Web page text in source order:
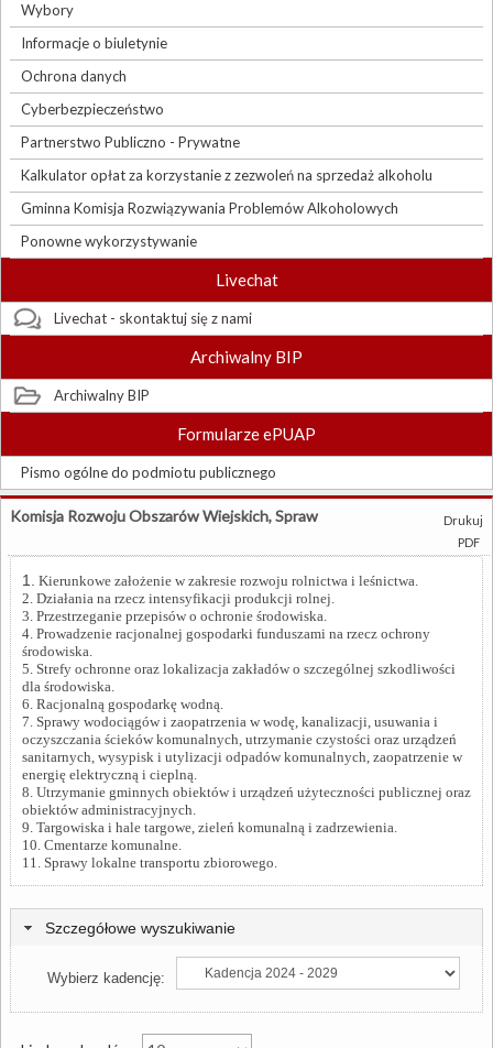
Wybory
Informacje o biuletynie
Ochrona danych
Cyberbezpieczeństwo
Partnerstwo Publiczno - Prywatne
Kalkulator opłat za korzystanie z zezwoleń na sprzedaż alkoholu
Gminna Komisja Rozwiązywania Problemów Alkoholowych
Ponowne wykorzystywanie
Livechat
Livechat - skontaktuj się z nami
Archiwalny BIP
Archiwalny BIP
Formularze ePUAP
Pismo ogólne do podmiotu publicznego
Drukuj
PDF
Komisja Rozwoju Obszarów Wiejskich, Spraw
Komunalnych, Ochrony Środowiska, Rolnictwa i
Leśnictwa
1. Kierunkowe założenie w zakresie rozwoju rolnictwa i leśnictwa.
2. Działania na rzecz intensyfikacji produkcji rolnej.
3. Przestrzeganie przepisów o ochronie środowiska.
4. Prowadzenie racjonalnej gospodarki funduszami na rzecz ochrony
środowiska.
5. Strefy ochronne oraz lokalizacja zakładów o szczególnej szkodliwości
dla środowiska.
6. Racjonalną gospodarkę wodną.
7. Sprawy wodociągów i zaopatrzenia w wodę, kanalizacji, usuwania i
oczyszczania ścieków komunalnych, utrzymanie czystości oraz urządzeń
sanitarnych, wysypisk i utylizacji odpadów komunalnych, zaopatrzenie w
energię elektryczną i cieplną.
8. Utrzymanie gminnych obiektów i urządzeń użyteczności publicznej oraz
obiektów administracyjnych.
9. Targowiska i hale targowe, zieleń komunalną i zadrzewienia.
10. Cmentarze komunalne.
11. Sprawy lokalne transportu zbiorowego.
Szczegółowe wyszukiwanie
Wybierz kadencję: